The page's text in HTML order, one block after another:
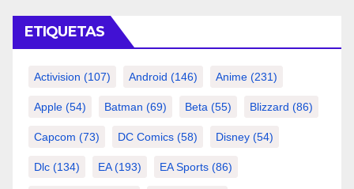
ETIQUETAS
Activision (107) Android (146) Anime (231)
Apple (54) Batman (69) Beta (55) Blizzard (86)
Capcom (73) DC Comics (58) Disney (54)
Dlc (134) EA(193) EA Sports (86)